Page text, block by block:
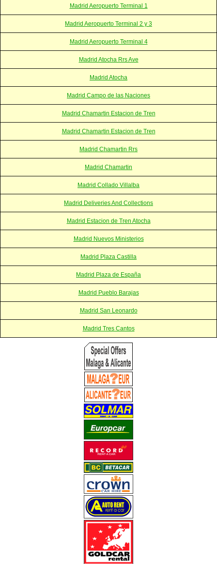
Madrid Aeropuerto Terminal 1
Madrid Aeropuerto Terminal 2 y 3
Madrid Aeropuerto Terminal 4
Madrid Atocha Rrs Ave
Madrid Atocha
Madrid Campo de las Naciones
Madrid Chamartin Estacion de Tren
Madrid Chamartin Estacion de Tren
Madrid Chamartin Rrs
Madrid Chamartin
Madrid Collado Villalba
Madrid Deliveries And Collections
Madrid Estacion de Tren Atocha
Madrid Nuevos Ministerios
Madrid Plaza Castilla
Madrid Plaza de España
Madrid Pueblo Barajas
Madrid San Leonardo
Madrid Tres Cantos